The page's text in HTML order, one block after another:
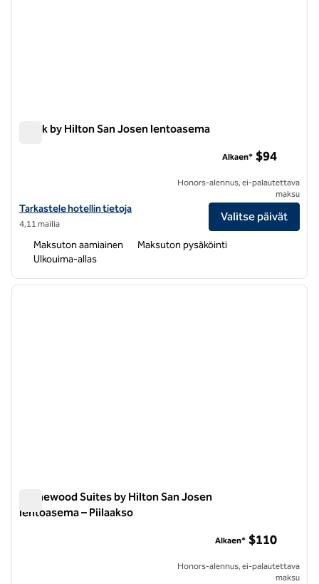
Spark by Hilton San Josen lentoasema
Näytä Spark by Hilton San Josen lentoaseman hotellitiedot
Tarkastele hotellin tietoja
4,11 mailia
Alkaen* $94
Honors-alennus, ei-palautettava
maksu
Valitse päivät
Maksuton aamiainen
Maksuton pysäköinti
Ulkouima-allas
1/12
Homewood Suites by Hilton San Josen
lentoasema – Piilaakso
Alkaen* $110
Honors-alennus, ei-palautettava
maksu